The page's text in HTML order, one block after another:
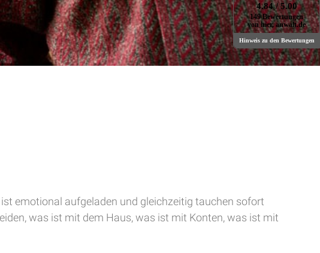
emotional aufgeladen und gleichzeitig tauchen sofort
was ist mit dem Haus, was ist mit Konten, was ist mit
4.84/ 5.00
149 Bewertungen
von hier, anwalt.de
Hinweis zu den Bewertungen